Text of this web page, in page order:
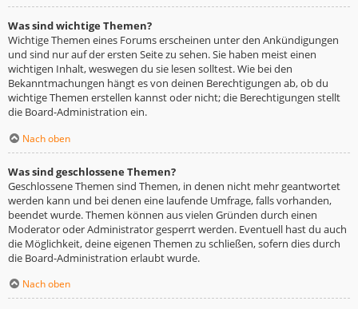
Was sind wichtige Themen?
Wichtige Themen eines Forums erscheinen unter den Ankündigungen
und sind nur auf der ersten Seite zu sehen. Sie haben meist einen
wichtigen Inhalt, weswegen du sie lesen solltest. Wie bei den
Bekanntmachungen hängt es von deinen Berechtigungen ab, ob du
wichtige Themen erstellen kannst oder nicht; die Berechtigungen stellt
die Board-Administration ein.
Nach oben
Was sind geschlossene Themen?
Geschlossene Themen sind Themen, in denen nicht mehr geantwortet
werden kann und bei denen eine laufende Umfrage, falls vorhanden,
beendet wurde. Themen können aus vielen Gründen durch einen
Moderator oder Administrator gesperrt werden. Eventuell hast du auch
die Möglichkeit, deine eigenen Themen zu schließen, sofern dies durch
die Board-Administration erlaubt wurde.
Nach oben